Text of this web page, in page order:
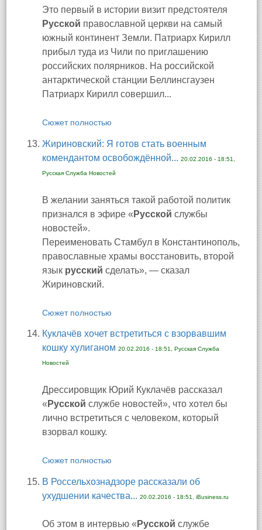
Это первый в истории визит предстоятеля
Русской православной церкви на самый
южный континент Земли. Патриарх Кирилл
прибыл туда из Чили по приглашению
российских полярников. На российской
антарктической станции Беллинсгаузен
Патриарх Кирилл совершил...
Сюжет полностью
Жириновский: Я готов стать военным
комендантом освобождённой... 20.02.2016 - 18:51,
Русская Служба Новостей
В желании заняться такой работой политик
признался в эфире « Русской службы
новостей».
Переименовать Стамбул в Константинополь,
православные храмы восстановить, второй
язык русский сделать», — сказал
Жириновский.
Сюжет полностью
Куклачёв хочет встретиться с взорвавшим
кошку хулиганом 20.02.2016 - 18:51, Русская Служба
Новостей
Дрессировщик Юрий Куклачёв рассказал
« Русской службе новостей», что хотел бы
лично встретиться с человеком, который
взорвал кошку.
Сюжет полностью
В Россельхознадзоре рассказали об
ухудшении качества... 20.02.2016 - 18:51, iBusiness.ru
Об этом в интервью « Русской службе